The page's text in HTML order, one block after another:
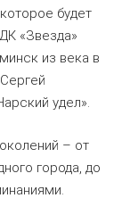
будет
«Звезда»
из века в
удел».
– от
города, до